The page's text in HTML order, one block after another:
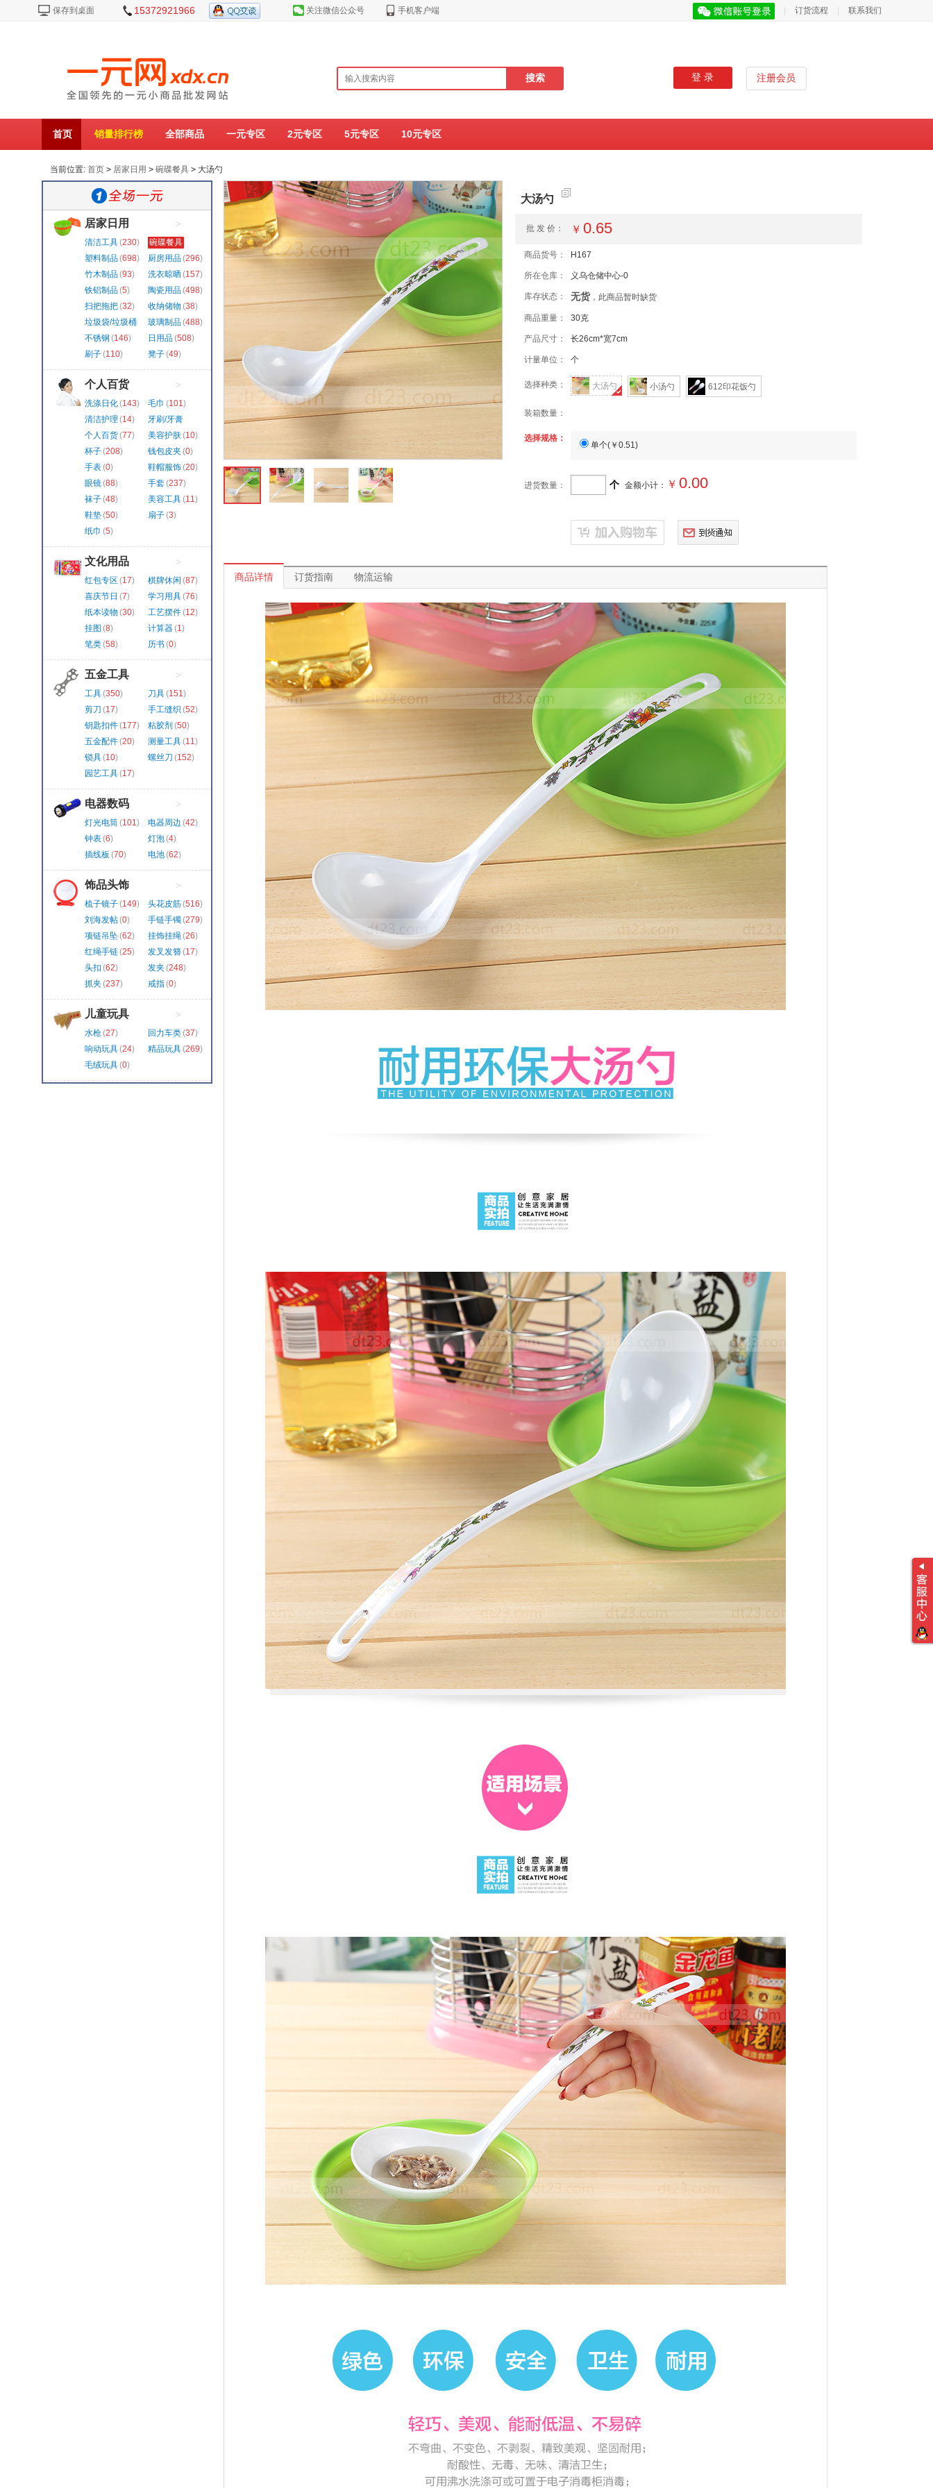
保存到桌面 15372921966 关注微信公众号 手机客户端 订货流程 联系我们
登 录 注册会员
首页 销量排行榜 全部商品 一元专区 2元专区 5元专区 10元专区
当前位置: 首页 > 居家日用 > 碗碟餐具 >大汤勺
>
居家日用
清洁工具(230)
碗碟餐具
(218)
塑料制品(698) 厨房用品(296)
竹木制品(93) 洗衣晾晒 (157)
铁铝制品(5) 陶瓷用品(498)
扫把拖把(32) 收纳储物 (38)
垃圾袋/垃圾桶
(324)
玻璃制品(488)
不锈钢 (146) 日用品(508)
刷子(110) 凳子(49)
>
个人百货
洗涤日化(143) 毛巾 (101)
清洁护理 (14)
牙刷/牙膏
(130)
个人百货(77) 美容护肤(10)
杯子(208) 钱包皮夹 (0)
手表(0) 鞋帽服饰(20)
眼镜(88) 手套(237)
袜子(48) 美容工具(11)
鞋垫(50) 扇子(3)
纸巾 (5)
>
文化用品
红包专区 (17) 棋牌休闲 (87)
喜庆节日 (7) 学习用具(76)
纸本读物 (30) 工艺摆件(12)
挂图 (8) 计算器(1)
笔类(58) 历书(0)
>
五金工具
工具(350) 刀具(151)
剪刀 (17) 手工缝织(52)
钥匙扣件(177) 粘胶剂 (50)
五金配件(20) 测量工具(11)
锁具(10) 螺丝刀 (152)
园艺工具(17)
>
电器数码
灯光电筒(101) 电器周边 (42)
钟表(6) 灯泡(4)
插线板 (70) 电池(62)
>
饰品头饰
梳子镜子(149) 头花皮筋(516)
刘海发帖(0) 手链手镯(279)
项链吊坠(62) 挂饰挂绳(26)
红绳手链(25) 发叉发簪(17)
头扣 (62) 发夹 (248)
抓夹 (237) 戒指(0)
>
儿童玩具
水枪(27) 回力车类(37)
响动玩具(24) 精品玩具(269)
毛绒玩具(0)
大汤勺
批 发 价： ￥ 0.65
商品货号： H167
所在仓库： 义乌仓储中心-0
库存状态： 无货，此商品暂时缺货
商品重量： 30克
产品尺寸： 长26cm*宽7cm
计量单位： 个
选择种类： 大汤勺 小汤勺 612印花饭勺
装箱数量：
选择规格：
单个(￥0.51)
进货数量： 个 金额小计： ￥ 0.00
已抢完勿订 到货通知
商品详情 订货指南 物流运输